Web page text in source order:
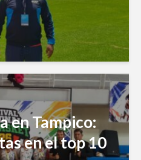
en Tampico:
en el top 10